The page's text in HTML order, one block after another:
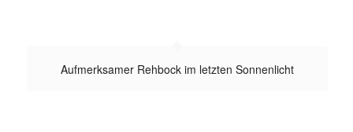
Aufmerksamer Rehbock im letzten Sonnenlicht